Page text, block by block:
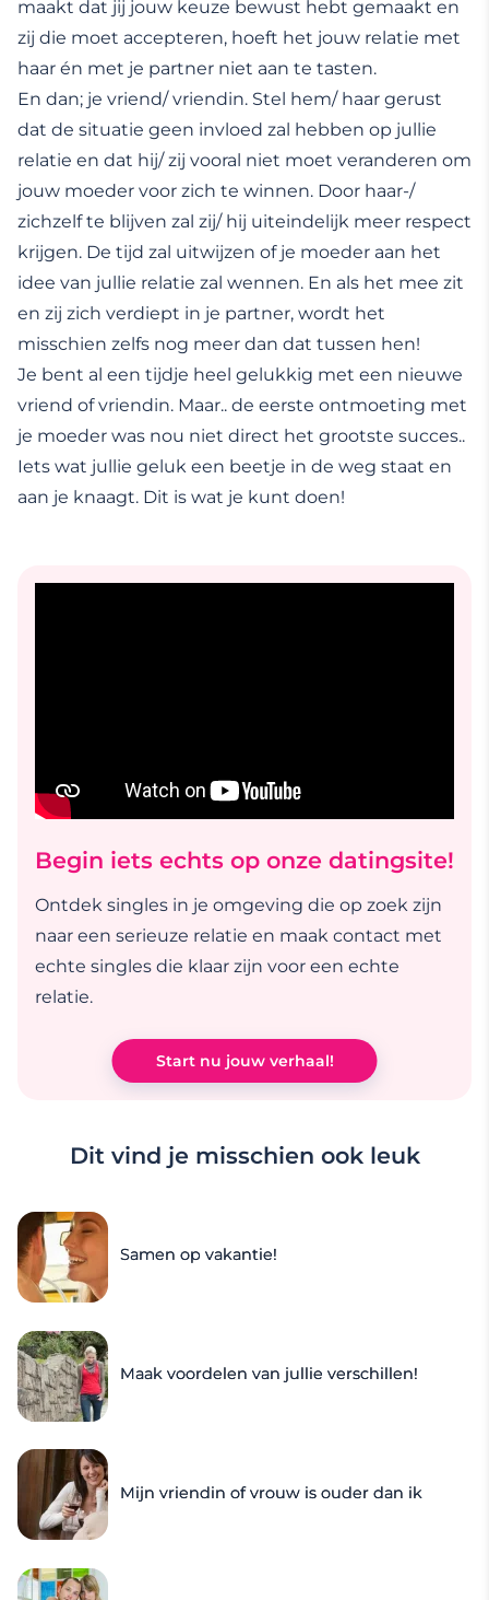
maakt dat jij jouw keuze bewust hebt gemaakt en
zij die moet accepteren, hoeft het jouw relatie met
haar én met je partner niet aan te tasten.
En dan; je vriend/ vriendin. Stel hem/ haar gerust
dat de situatie geen invloed zal hebben op jullie
relatie en dat hij/ zij vooral niet moet veranderen om
jouw moeder voor zich te winnen. Door haar-/
zichzelf te blijven zal zij/ hij uiteindelijk meer respect
krijgen. De tijd zal uitwijzen of je moeder aan het
idee van jullie relatie zal wennen. En als het mee zit
en zij zich verdiept in je partner, wordt het
misschien zelfs nog meer dan dat tussen hen!
Je bent al een tijdje heel gelukkig met een nieuwe
vriend of vriendin. Maar.. de eerste ontmoeting met
je moeder was nou niet direct het grootste succes..
Iets wat jullie geluk een beetje in de weg staat en
aan je knaagt. Dit is wat je kunt doen!
Begin iets echts op onze datingsite!
Ontdek singles in je omgeving die op zoek zijn
naar een serieuze relatie en maak contact met
echte singles die klaar zijn voor een echte
relatie.
Start nu jouw verhaal!
Dit vind je misschien ook leuk
Samen op vakantie!
Maak voordelen van jullie verschillen!
Mijn vriendin of vrouw is ouder dan ik